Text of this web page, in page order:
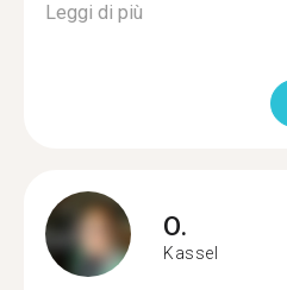
Leggi di più
O.
Kassel